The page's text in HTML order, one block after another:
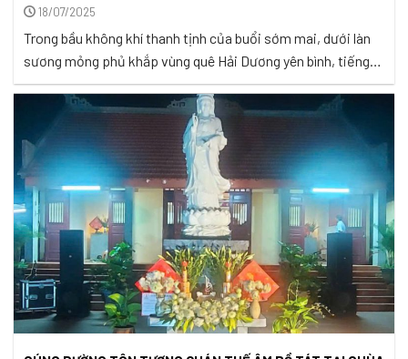
18/07/2025
Trong bầu không khí thanh tịnh của buổi sớm mai, dưới làn
sương mỏng phủ khắp vùng quê Hải Dương yên bình, tiếng
chuông chùa ngân nga như lời thức tỉnh nhẹ nhàng đánh
động tâm hồn người con Phật. Tại ngôi chùa Tào Khê trang
nghiêm, chư Ni cùng đông đảo Phật tử và ...